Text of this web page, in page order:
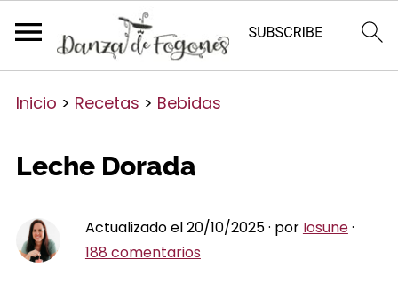
Inicio > Recetas > Bebidas
Leche Dorada
Actualizado el 20/10/2025 · por Iosune·
188 comentarios